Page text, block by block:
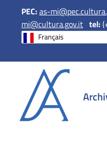
PEC:as-
mi@cultura.gov.it tel:
Français